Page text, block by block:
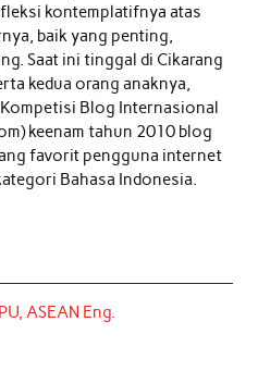
kontemplatifnya atas
baik yang penting,
Saat ini tinggal di Cikarang
kedua orang anaknya,
Kompetisi Blog Internasional
keenam tahun 2010 blog
favorit pengguna internet
Bahasa Indonesia.
ASEAN Eng.